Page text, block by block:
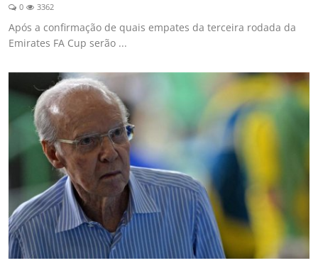
0 3362
Após a confirmação de quais empates da terceira rodada da
Emirates FA Cup serão ...